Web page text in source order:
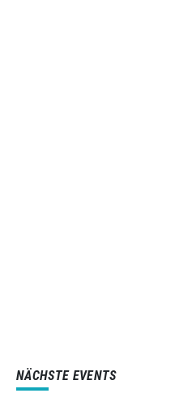
NÄCHSTE EVENTS